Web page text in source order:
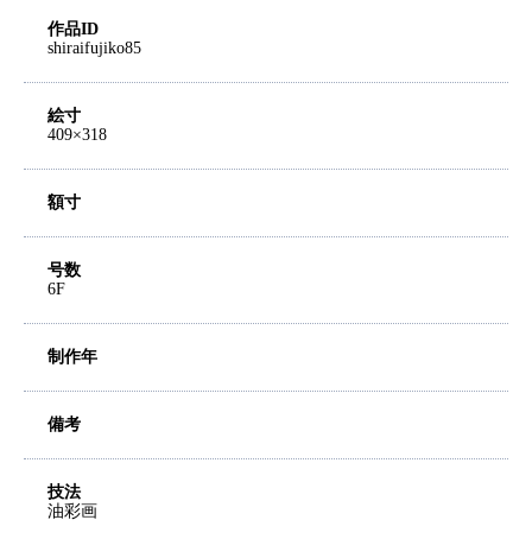
作品ID
shiraifujiko85
絵寸
409×318
額寸
号数
6F
制作年
備考
技法
油彩画